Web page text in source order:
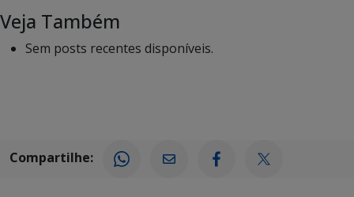
Veja Também
Sem posts recentes disponíveis.
Compartilhe: